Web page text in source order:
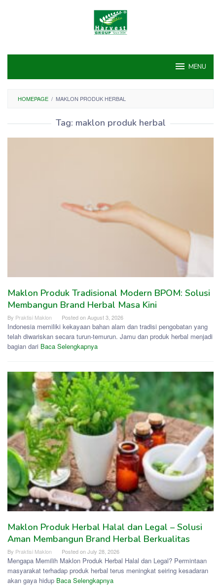
MENU
HOMEPAGE / MAKLON PRODUK HERBAL
Tag: maklon produk herbal
Maklon Produk Tradisional Modern BPOM: Solusi
Membangun Brand Herbal Masa Kini
By Praktisi Maklon Posted onAugust 3, 2026
Indonesia memiliki kekayaan bahan alam dan tradisi pengobatan yang
telah diwariskan secara turun-temurun. Jamu dan produk herbal menjadi
bagian dari Baca Selengkapnya
Maklon Produk Herbal Halal dan Legal – Solusi
Aman Membangun Brand Herbal Berkualitas
By Praktisi Maklon Posted onJuly 28, 2026
Mengapa Memilih Maklon Produk Herbal Halal dan Legal? Permintaan
masyarakat terhadap produk herbal terus meningkat seiring kesadaran
akan gaya hidup Baca Selengkapnya